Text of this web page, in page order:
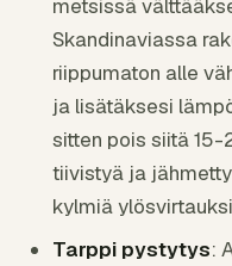
metsissä
Skandinaviassa
riippumaton alle
ja lisätäksesi
sitten pois siitä
tiivistyä ja
kylmiä
Tarppi pystytys: